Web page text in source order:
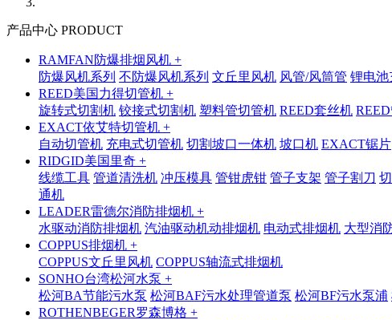
产品中心 PRODUCT
RAMFAN防爆排烟风机 +
防爆风机系列 不防爆风机系列 文丘里风机 风管/风筒管 锂电池
REED美国力得切管机 +
旋转式切割机 铰接式切割机 塑料管切管机 REED套丝机
EXACT依艾特切管机 +
自动切管机 充电式切管机 切割坡口一体机 坡口机 EXACT锯片
RIDGID美国里奇 +
线缆工具 管道清洗机 冲压模具 管钳虎钳 管子支架 管子割刀
通机
LEADER雷德尔消防排烟机 +
水驱动消防排烟机 汽油驱动机动排烟机 电动式排烟机 大型消
COPPUS排烟机 +
COPPUS文丘里风机 COPPUS轴流式排烟机
SONHO台湾松河水泵 +
松河BA节能污水泵 松河BAF污水处理管道泵 松河BF污水泵浦
ROTHENBEGER罗森博格 +